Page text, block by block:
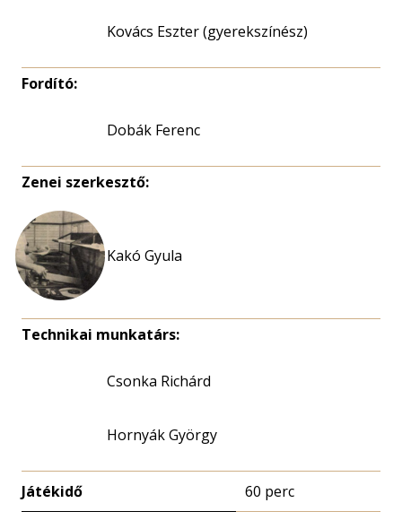
Kovács Eszter (gyerekszínész)
Fordító:
Dobák Ferenc
Zenei szerkesztő:
Kakó Gyula
Technikai munkatárs:
Csonka Richárd
Hornyák György
Játékidő 60 perc